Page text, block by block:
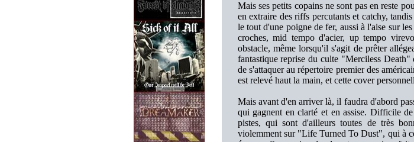
Mais ses petits copains ne sont pas en reste
en extraire des riffs percutants et catchy,
le tout d'une poigne de fer, aussi à l'aise sur
croches, mid tempo d'acier, up tempo
obstacle, même lorsqu'il s'agit de prêter
fantastique reprise du culte "Merciless
de s'attaquer au répertoire premier des
est relevé haut la main, et cette cover
Mais avant d'en arriver là, il faudra d'abord
qui gagnent en clarté et en assise. Difficile
pistes, qui sont d'ailleurs toutes de très
violemment sur "Life Turned To Dust", qui à